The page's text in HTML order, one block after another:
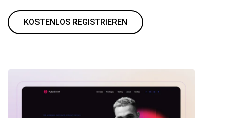
KOSTENLOS REGISTRIEREN